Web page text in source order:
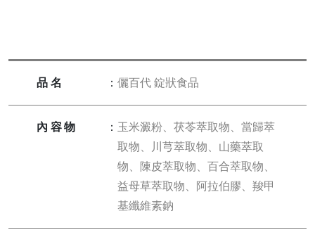
品名 ：儷百代 錠狀食品
內容物 ： 玉米澱粉、茯苓萃取物、當歸萃
取物、川芎萃取物、山藥萃取
物、陳皮萃取物、百合萃取物、
益母草萃取物、阿拉伯膠、羧甲
基纖維素鈉